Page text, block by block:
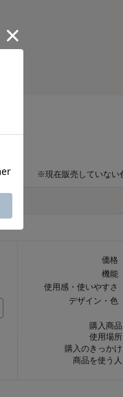
※現在販売していない
価格
機能
使用感・使いやすさ
デザイン・色
購入商品
使用場所
購入のきっかけ
商品を使う人